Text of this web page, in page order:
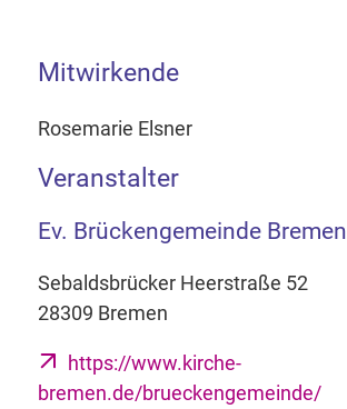
Mitwirkende
Rosemarie Elsner
Veranstalter
Ev. Brückengemeinde Bremen
Sebaldsbrücker Heerstraße 52
28309 Bremen
https://www.kirche-
bremen.de/brueckengemeinde/